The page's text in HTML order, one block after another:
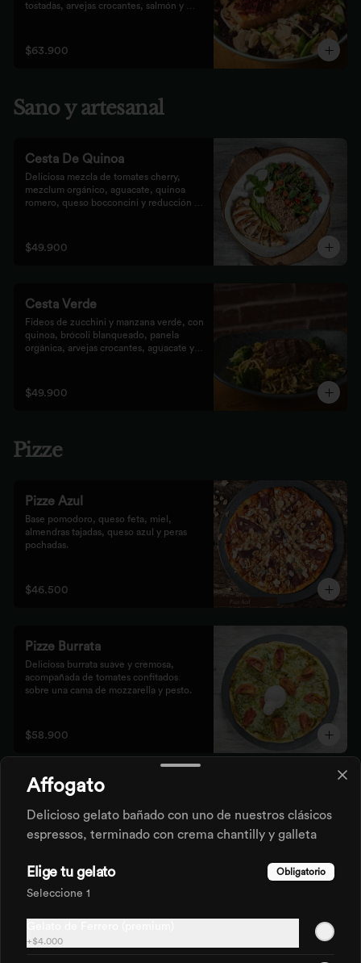
tostadas, arvejas crocantes, salmón y
$63.900
Sano y artesanal
Cesta De Quinoa
Deliciosa mezcla de tomates cherry,
mezclum orgánico, aguacate, quinoa
romero, queso bocconcini y reducción
$49.900
Cesta Verde
Fideos de zucchini y manzana verde, con
quinoa, brócoli blanqueado, panela
orgánica, arvejas crocantes, aguacate y
$49.900
Pizze
Pizze Azul
Base pomodoro, queso feta, miel,
almendras tajadas, queso azul y peras
pochadas.
$46.500
Pizze Burrata
Deliciosa burrata suave y cremosa,
acompañada de tomates confitados
sobre una cama de mozzarella y pesto.
$58.900
Pizze Carpaccio
Pesto rústico, queso parmesano, lonjas
de lomo, rúgula y limón.
$54.500
Pizze Duxelle
Affogato
Delicioso gelato bañado con uno de nuestros clásicos
espressos, terminado con crema chantilly y galleta
Elige tu gelato Obligatorio
Seleccione 1
+$4.000